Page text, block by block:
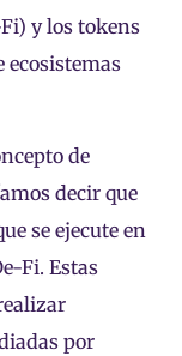
y los tokens
de
decir que
se ejecute en
Fi. Estas
por